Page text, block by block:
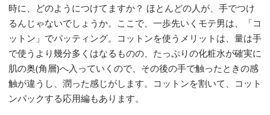
時に、どのようにつけてますか？ ほとんどの人が、手でつけ
るんじゃないでしょうか。ここで、一歩先いくモテ男は、「コ
ットン」でパッティング。コットンを使うメリットは、量は手
で使うより幾分多くはなるものの、たっぷりの化粧水が確実に
肌の奥(角層)へ入っていくので、その後の手で触ったときの感
触が違うし、潤った感じがします。コットンを割いて、コット
ンパックする応用編もあります。